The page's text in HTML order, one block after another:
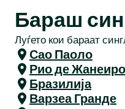
Бараш
Луѓето кои бараат
Сао Паоло
Рио де Жанеиро
Бразилија
Варзеа Гранде